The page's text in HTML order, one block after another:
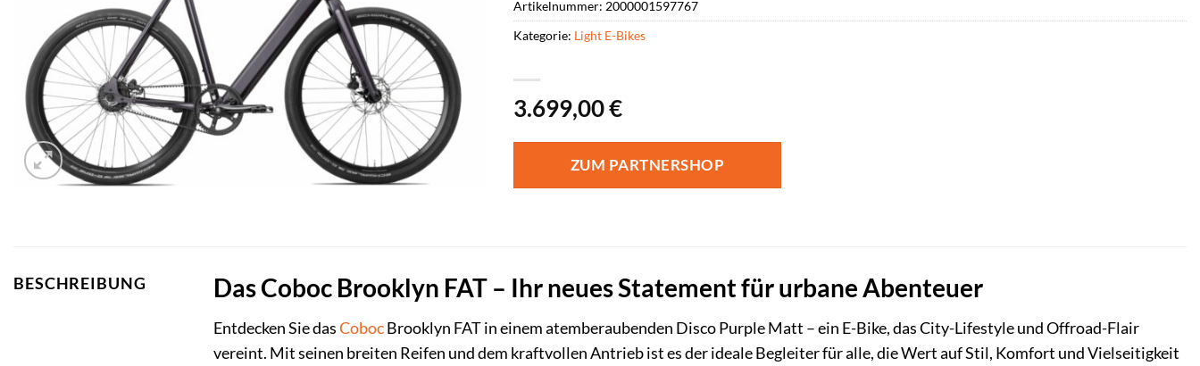
3.699,00€
ZUM PARTNERSHOP
Artikelnummer: 2000001597767
Kategorie: Light E-Bikes
BESCHREIBUNG Das Coboc Brooklyn FAT – Ihr neues Statement für urbane Abenteuer
Entdecken Sie dasCobocBrooklyn FAT in einem atemberaubenden Disco Purple Matt – ein E-Bike, das City-Lifestyle und Offroad-Flair
vereint. Mit seinen breiten Reifen und dem kraftvollen Antrieb ist es der ideale Begleiter für alle, die Wert auf Stil, Komfort und Vielseitigkeit